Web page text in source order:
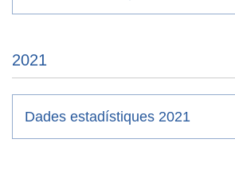
2021
Dades estadístiques 2021